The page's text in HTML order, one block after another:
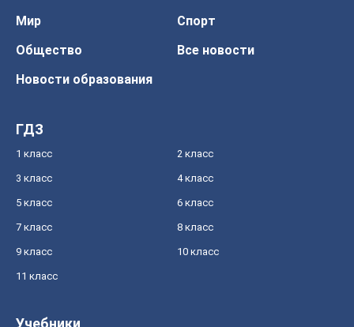
Мир
Спорт
Общество
Все новости
Новости образования
ГДЗ
1 класс 2 класс
3 класс 4 класс
5 класс 6 класс
7 класс 8 класс
9 класс 10 класс
11 класс
Учебники